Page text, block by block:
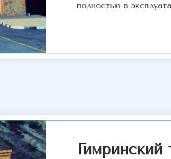
полностью в
Гимринский